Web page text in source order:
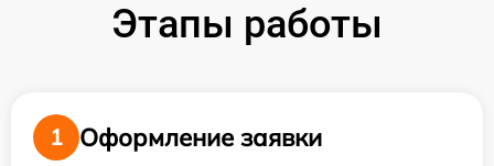
Этапы работы
1
Оформление заявки